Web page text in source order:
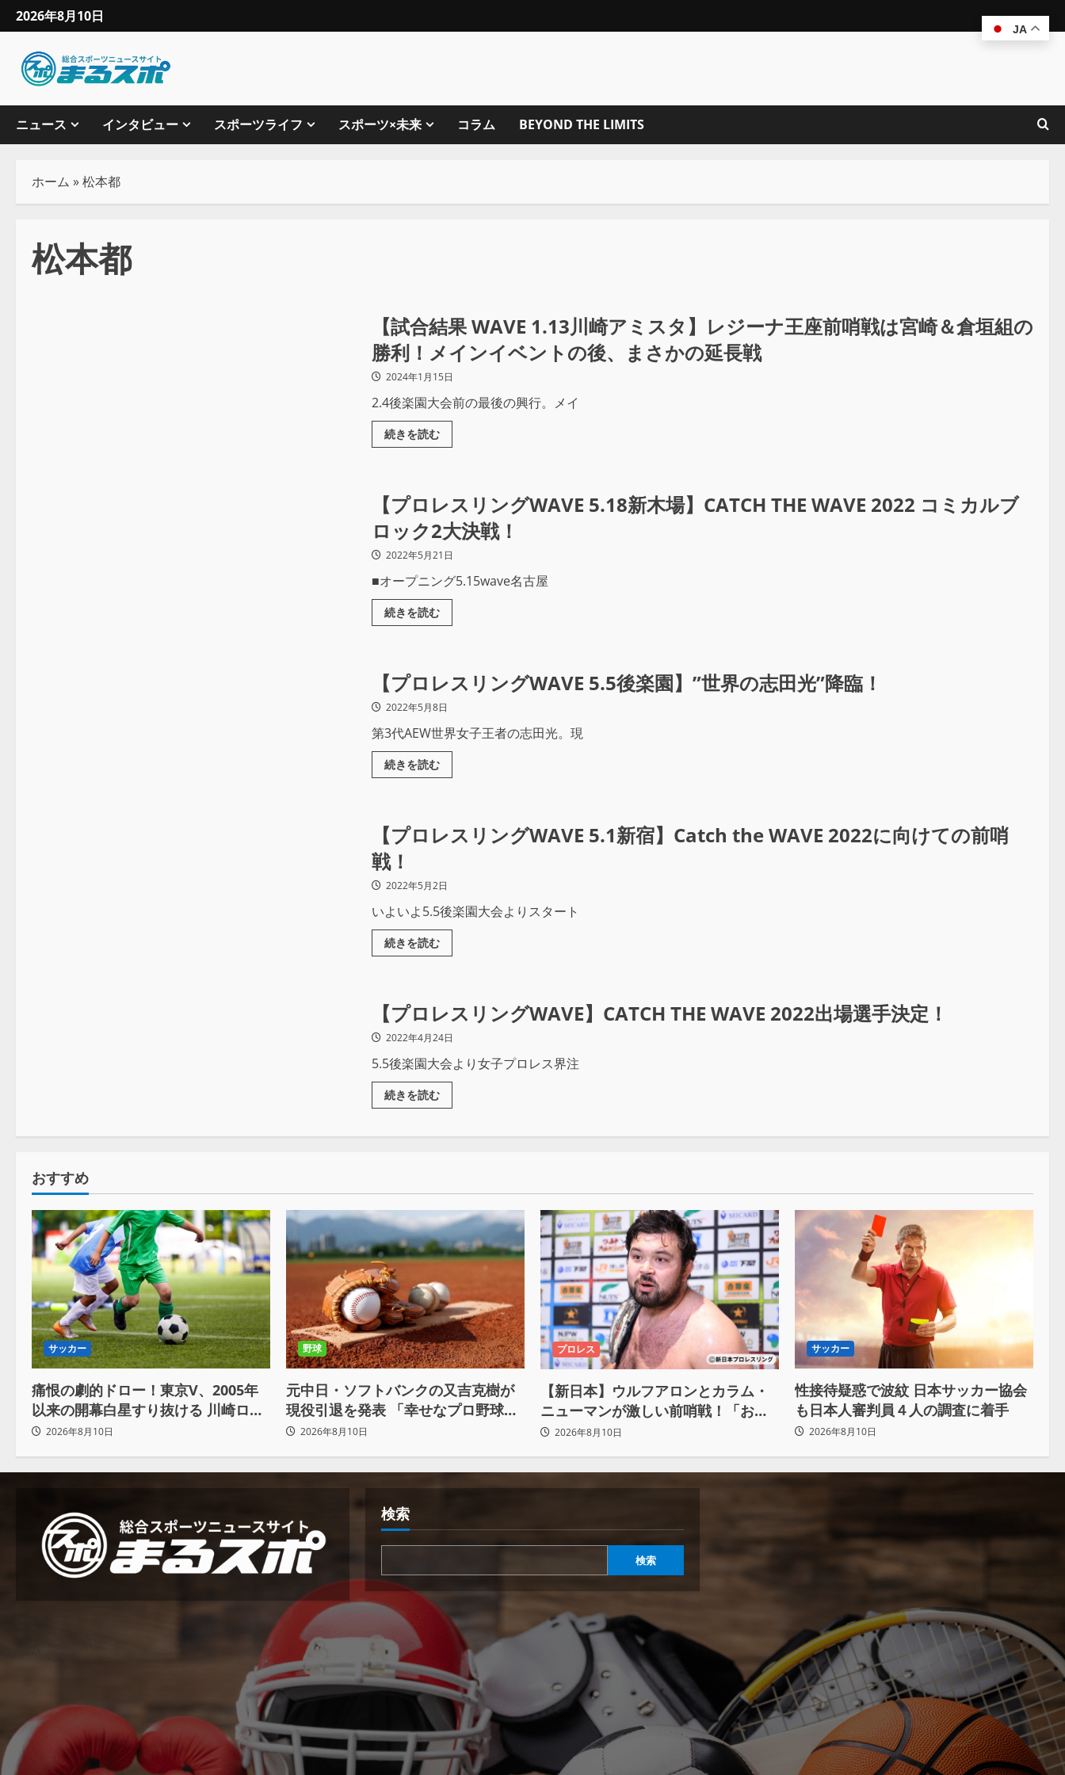
2026年8月10日
ニュース インタビュー スポーツライフ スポーツ×未来 コラム BEYOND THE LIMITS
ホーム »松本都
松本都
【試合結果 WAVE 1.13川崎アミスタ】レジーナ王座前哨戦は宮崎＆倉垣組の
勝利！メインイベントの後、まさかの延長戦
2024年1月15日
2.4後楽園大会前の最後の興行。メイ
続きを読む
【プロレスリングWAVE 5.18新木場】CATCH THE WAVE 2022 コミカルブ
ロック2大決戦！
2022年5月21日
■オープニング5.15wave名古屋
続きを読む
【プロレスリングWAVE 5.5後楽園】”世界の志田光”降臨！
2022年5月8日
第3代AEW世界女子王者の志田光。現
続きを読む
【プロレスリングWAVE 5.1新宿】Catch the WAVE 2022に向けての前哨
戦！
2022年5月2日
いよいよ5.5後楽園大会よりスタート
続きを読む
【プロレスリングWAVE】CATCH THE WAVE 2022出場選手決定！
2022年4月24日
5.5後楽園大会より女子プロレス界注
続きを読む
おすすめ
サッカー
痛恨の劇的ドロー！東京V、2005年
以来の開幕白星すり抜ける 川崎ロマ
ニッチ同点弾
2026年8月10日
野球
元中日・ソフトバンクの又吉克樹が
現役引退を発表 「幸せなプロ野球人
生でした」
2026年8月10日
プロレス
【新日本】ウルフアロンとカラム・
ニューマンが激しい前哨戦！「お前
は俺の胸毛にカラム(絡む)小バエと一
2026年8月10日
サッカー
性接待疑惑で波紋 日本サッカー協会
も日本人審判員４人の調査に着手
2026年8月10日
検索
検索
JA